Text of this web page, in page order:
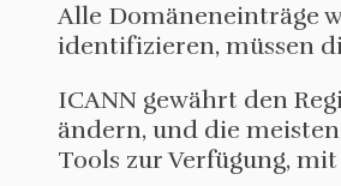
Alle Domäneneinträge
identifizieren, müssen
ICANN gewährt den
ändern, und die
Tools zur Verfügung,